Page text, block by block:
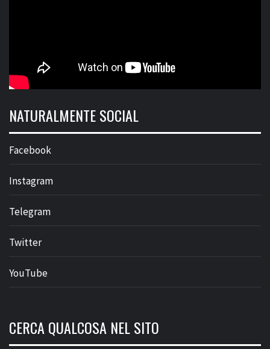
NATURALMENTE SOCIAL
Facebook
Instagram
Telegram
Twitter
YouTube
CERCA QUALCOSA NEL SITO